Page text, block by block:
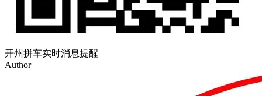
开州拼车实时消息提醒
Author